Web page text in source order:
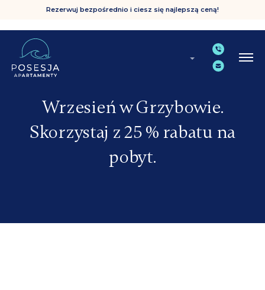
Rezerwuj bezpośrednio i ciesz się najlepszą ceną!
Wrzesień w Grzybowie.
Skorzystaj z 25 % rabatu na
pobyt.